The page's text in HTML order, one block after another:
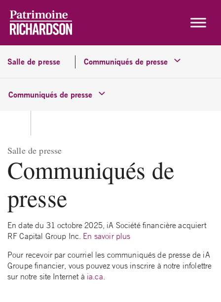
Salle de presse Communiqués de presse
Communiqués de presse
Salle de presse
Communiqués de
presse
En date du 31 octobre 2025, iA Société financière acquiert
RF Capital Group Inc. En savoir plus
Pour recevoir par courriel les communiqués de presse de iA
Groupe financier, vous pouvez vous inscrire à notre infolettre
sur notre site Internet à ia.ca.